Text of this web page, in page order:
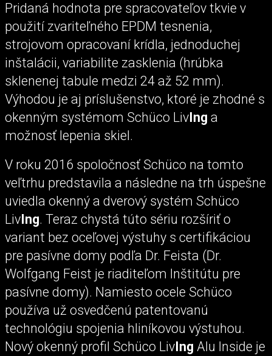
Pridaná hodnota pre spracovateľov tkvie v
použití zvariteľného EPDM tesnenia,
strojovom opracovaní krídla, jednoduchej
inštalácii, variabilite zasklenia (hrúbka
sklenenej tabule medzi 24 až 52 mm).
Výhodou je aj príslušenstvo, ktoré je zhodné s
okenným systémom Schüco Liv Ing a
možnosť lepenia skiel.
V roku 2016 spoločnosť Schüco na tomto
veľtrhu predstavila a následne na trh úspešne
uviedla okenný a dverový systém Schüco
LivIng. Teraz chystá túto sériu rozšíriť o
variant bez oceľovej výstuhy s certifikáciou
pre pasívne domy podľa Dr. Feista (Dr.
Wolfgang Feist je riaditeľom Inštitútu pre
pasívne domy). Namiesto ocele Schüco
používa už osvedčenú patentovanú
technológiu spojenia hliníkovou výstuhou.
Nový okenný profil Schüco LivIng Alu Inside je